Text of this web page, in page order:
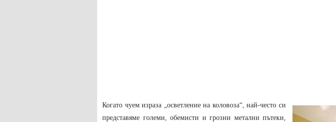
Когато чуем израза „осветление на коловоза“, най-често си
представяме големи, обемисти и грозни метални пътеки,